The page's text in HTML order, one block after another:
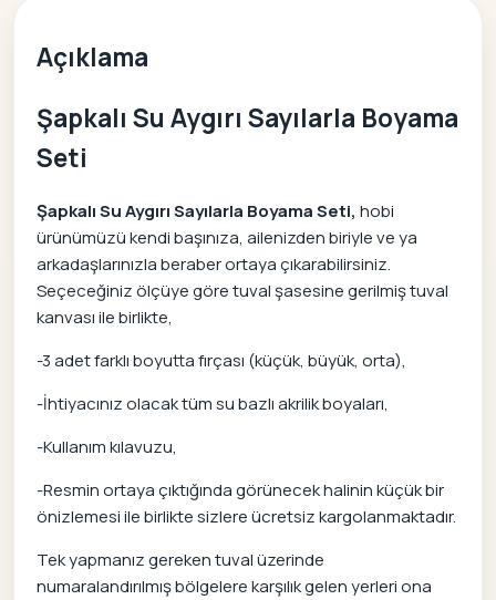
Açıklama
Şapkalı Su Aygırı Sayılarla Boyama
Seti
Şapkalı Su Aygırı Sayılarla Boyama Seti, hobi
ürünümüzü kendi başınıza, ailenizden biriyle ve ya
arkadaşlarınızla beraber ortaya çıkarabilirsiniz.
Seçeceğiniz ölçüye göre tuval şasesine gerilmiş tuval
kanvası ile birlikte,
-3 adet farklı boyutta fırçası (küçük, büyük, orta),
-İhtiyacınız olacak tüm su bazlı akrilik boyaları,
-Kullanım kılavuzu,
-Resmin ortaya çıktığında görünecek halinin küçük bir
önizlemesi ile birlikte sizlere ücretsiz kargolanmaktadır.
Tek yapmanız gereken tuval üzerinde
numaralandırılmış bölgelere karşılık gelen yerleri ona